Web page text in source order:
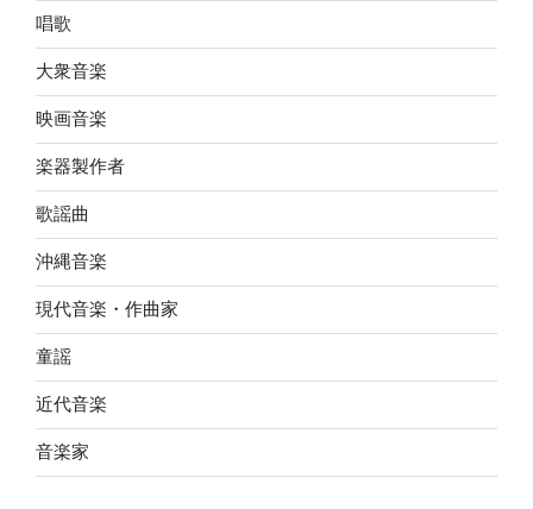
唱歌
大衆音楽
映画音楽
楽器製作者
歌謡曲
沖縄音楽
現代音楽・作曲家
童謡
近代音楽
音楽家